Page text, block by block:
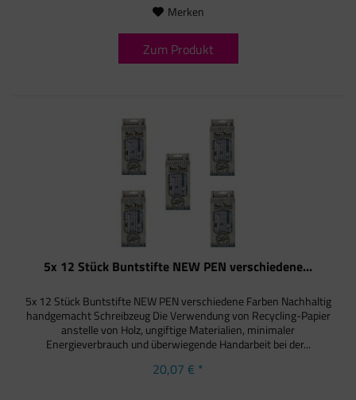
Merken
Zum Produkt
5x 12 Stück Buntstifte NEW PEN verschiedene...
5x 12 Stück Buntstifte NEW PEN verschiedene Farben Nachhaltig
handgemacht Schreibzeug Die Verwendung von Recycling-Papier
anstelle von Holz, ungiftige Materialien, minimaler
Energieverbrauch und überwiegende Handarbeit bei der...
20,07 € *